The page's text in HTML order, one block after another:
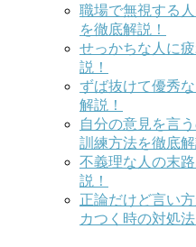
職場で無視する
を徹底解説！
せっかちな人に
説！
ずば抜けて優秀
解説！
自分の意見を言
訓練方法を徹底解
不義理な人の末
説！
正論だけど言い
カつく時の対処法